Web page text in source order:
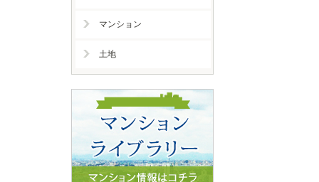
マンション
土地